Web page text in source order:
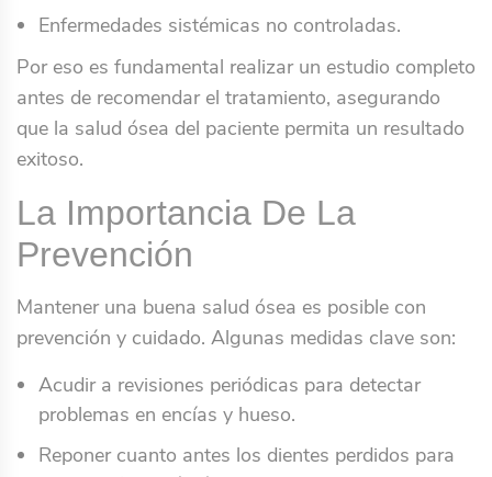
Enfermedades sistémicas no controladas.
Por eso es fundamental realizar un estudio completo
antes de recomendar el tratamiento, asegurando
que la salud ósea del paciente permita un resultado
exitoso.
La Importancia De La
Prevención
Mantener una buena salud ósea es posible con
prevención y cuidado. Algunas medidas clave son:
Acudir a revisiones periódicas para detectar
problemas en encías y hueso.
Reponer cuanto antes los dientes perdidos para